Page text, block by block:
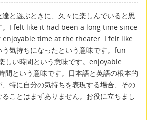
と遊ぶときに、久々に楽しんでいると思
。I felt like it had been a long time since
enjoyable time at the theater. I felt like
う気持ちになったという意味です。fun
しい時間という意味です。enjoyable
間という意味です。日本語と英語の根本的
、特に自分の気持ちを表現する場合、その
ことはまずありません。お役に立ちまし